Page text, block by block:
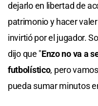
dejarlo en libertad de
patrimonio y hacer
invirtió por el jugador.
dijo que "Enzo no va a
futbolístico, pero
pueda sumar minutos